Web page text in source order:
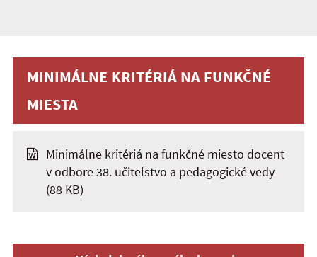
MINIMÁLNE KRITÉRIÁ NA FUNKČNÉ
MIESTA
Minimálne kritériá na funkčné miesto docent
v odbore 38. učiteľstvo a pedagogické vedy
(88 KB)